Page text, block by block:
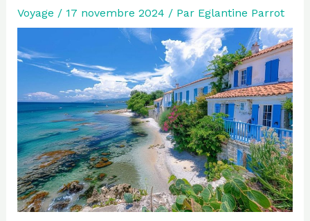
Voyage / 17 novembre 2024 / Par Eglantine Parrot